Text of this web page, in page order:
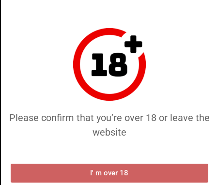
Please confirm that you’re over 18 or leave the
website
I' m over 18